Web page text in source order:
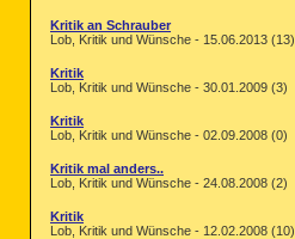
Kritik an Schrauber
Lob, Kritik und Wünsche - 15.06.2013 (13)
Kritik
Lob, Kritik und Wünsche - 30.01.2009 (3)
Kritik
Lob, Kritik und Wünsche - 02.09.2008 (0)
Kritik mal anders..
Lob, Kritik und Wünsche - 24.08.2008 (2)
Kritik
Lob, Kritik und Wünsche - 12.02.2008 (10)